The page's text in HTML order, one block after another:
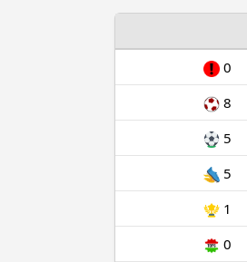
0
8
5
5
1
0